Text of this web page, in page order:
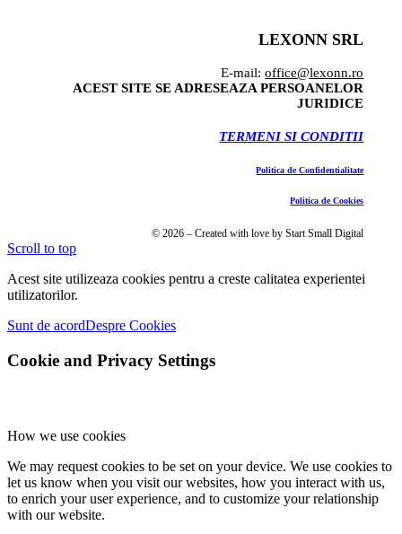
LEXONN SRL
E-mail:office@lexonn.ro
ACEST SITE SE ADRESEAZA PERSOANELOR
JURIDICE
TERMENI SI CONDITII
Politica de Confidentialitate
Politica de Cookies
© 2026 – Created with love by Start Small Digital
Scroll to top
Acest site utilizeaza cookies pentru a creste calitatea experientei
utilizatorilor.
Sunt de acordDespre Cookies
Cookie and Privacy Settings
How we use cookies
We may request cookies to be set on your device. We use cookies to
let us know when you visit our websites, how you interact with us,
to enrich your user experience, and to customize your relationship
with our website.